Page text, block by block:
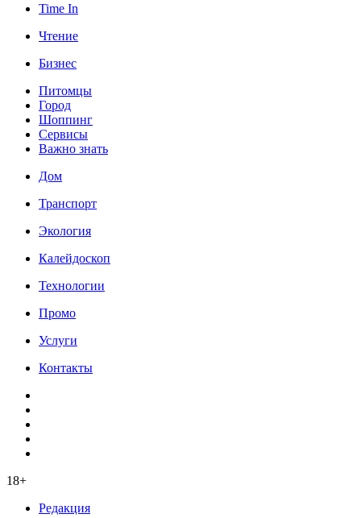
Time In
Чтение
Бизнес
Питомцы
Город
Шоппинг
Сервисы
Важно знать
Дом
Транспорт
Экология
Калейдоскоп
Технологии
Промо
Услуги
Контакты
18+
Редакция